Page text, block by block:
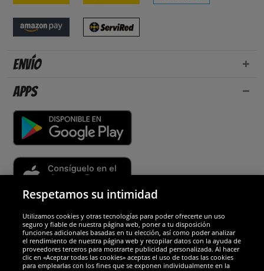
Envío
Apps
Socios y seguridad
Galardones
Respetamos su intimidad
Utilizamos cookies y otras tecnologías para poder ofrecerte un uso
seguro y fiable de nuestra página web, poner a tu disposición
funciones adicionales basadas en tu elección, así como poder analizar
el rendimiento de nuestra página web y recopilar datos con la ayuda de
proveedores terceros para mostrarte publicidad personalizada. Al hacer
clic en «Aceptar todas las cookies» aceptas el uso de todas las cookies
para emplearlas con los fines que se exponen individualmente en la